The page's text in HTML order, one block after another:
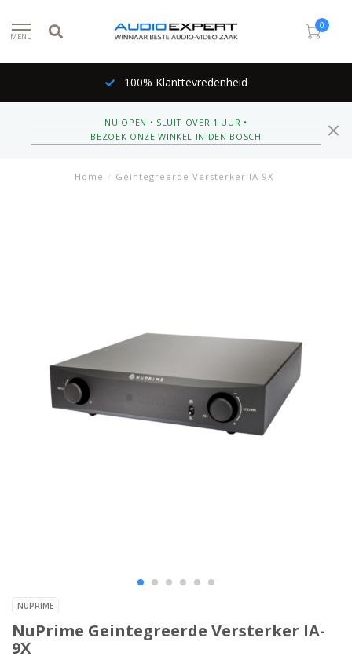
MENU
0
100% Klanttevredenheid
NU OPEN • SLUIT OVER 1 UUR •
BEZOEK ONZE WINKEL IN DEN BOSCH
Home / Geintegreerde Versterker IA-9X
NUPRIME
NuPrime Geintegreerde Versterker IA-
9X